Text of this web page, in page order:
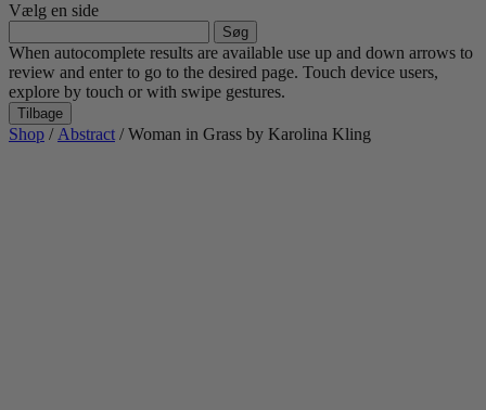
Vælg en side
efter:
When autocomplete results are available use up and down arrows to
review and enter to go to the desired page. Touch device users,
explore by touch or with swipe gestures.
Tilbage
Shop / Abstract / Woman in Grass by Karolina Kling